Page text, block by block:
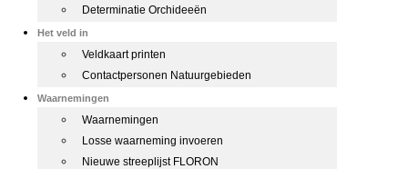
Determinatie Orchideeën
Het veld in
Veldkaart printen
Contactpersonen Natuurgebieden
Waarnemingen
Waarnemingen
Losse waarneming invoeren
Nieuwe streeplijst FLORON